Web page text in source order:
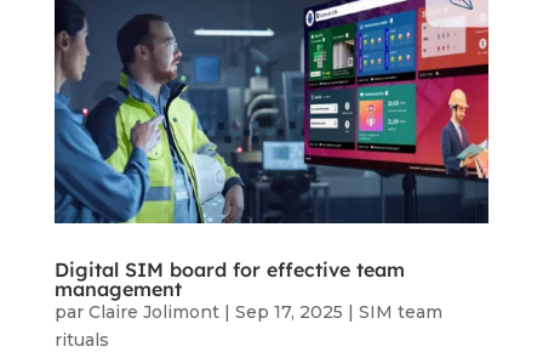
Digital SIM board for effective team
management
par Claire Jolimont| Sep 17, 2025 | SIM team
rituals